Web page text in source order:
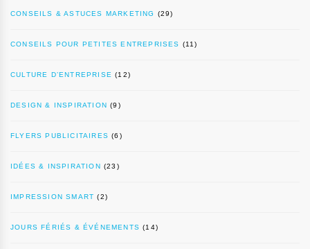
CONSEILS & ASTUCES MARKETING (29)
CONSEILS POUR PETITES ENTREPRISES (11)
CULTURE D’ENTREPRISE (12)
DESIGN & INSPIRATION (9)
FLYERS PUBLICITAIRES (6)
IDÉES & INSPIRATION (23)
IMPRESSION SMART (2)
JOURS FÉRIÉS & ÉVÉNEMENTS (14)